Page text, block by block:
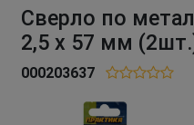
Сверло по
2,5 х 57 мм
000203637